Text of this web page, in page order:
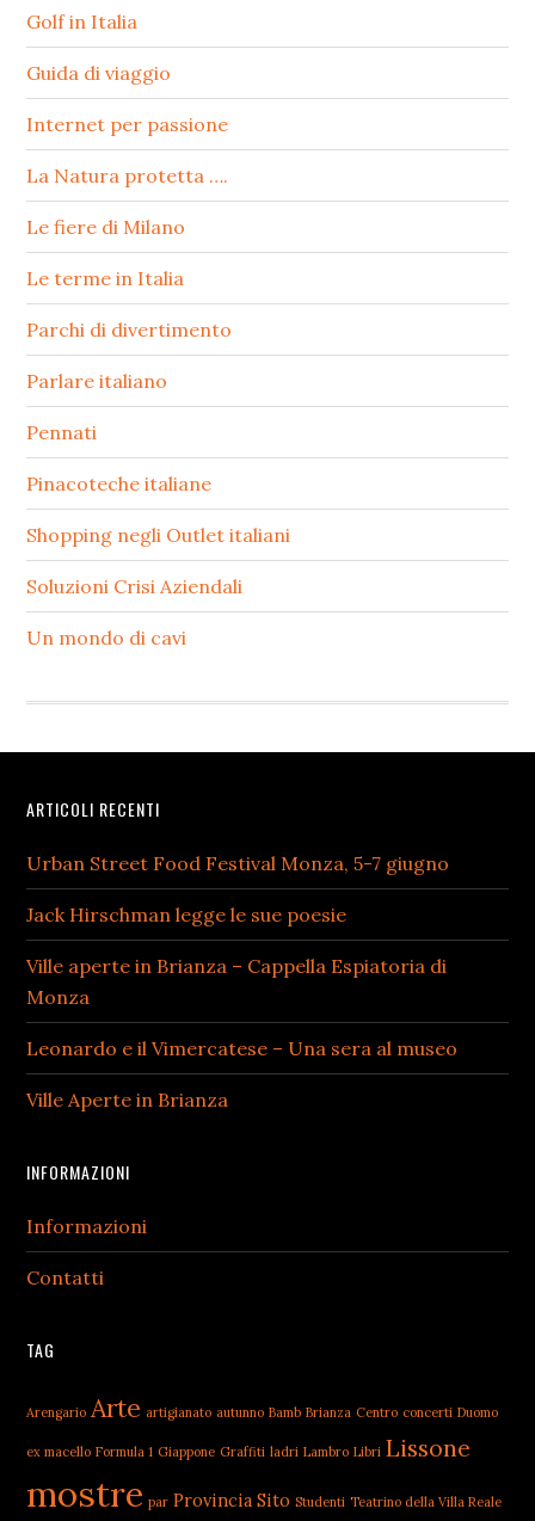
Golf in Italia
Guida di viaggio
Internet per passione
La Natura protetta ….
Le fiere di Milano
Le terme in Italia
Parchi di divertimento
Parlare italiano
Pennati
Pinacoteche italiane
Shopping negli Outlet italiani
Soluzioni Crisi Aziendali
Un mondo di cavi
Footer
ARTICOLI RECENTI
Urban Street Food Festival Monza, 5-7 giugno
Jack Hirschman legge le sue poesie
Ville aperte in Brianza – Cappella Espiatoria di
Monza
Leonardo e il Vimercatese – Una sera al museo
Ville Aperte in Brianza
INFORMAZIONI
Informazioni
Contatti
TAG
Arengario Arte artigianato autunno Bamb Brianza Centro concerti Duomo
ex macello Formula 1 Giappone Graffiti ladri Lambro Libri Lissone
mostre par Provincia Sito Studenti Teatrino della Villa Reale